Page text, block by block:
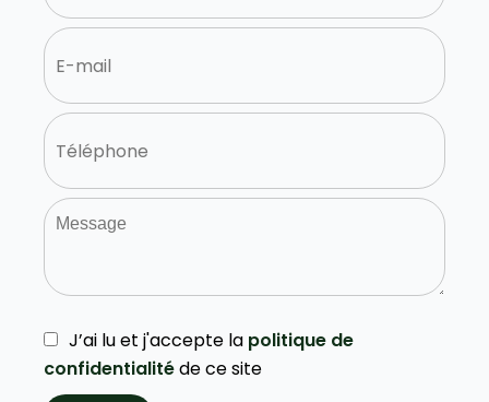
J’ai lu et j'accepte la politique de
confidentialitéde ce site